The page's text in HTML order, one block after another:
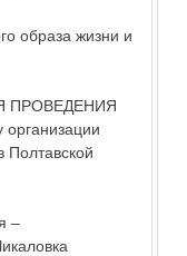
образа жизни и
ПРОВЕДЕНИЯ
организации
Полтавской
–